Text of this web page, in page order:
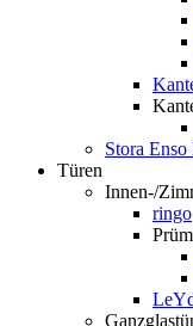
Stora
Türen
Innen-/
ringo
Prüm